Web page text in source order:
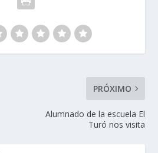
PRÓXIMO
Alumnado de la escuela El
Turó nos visita